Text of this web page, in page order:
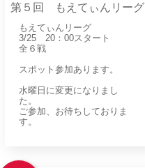
第５回 もえてぃんリーグ
もえてぃんリーグ
3/25 20：00スタート
全６戦
スポット参加あります。
水曜日に変更になりまし
た。
ご参加、お待ちしておりま
す。